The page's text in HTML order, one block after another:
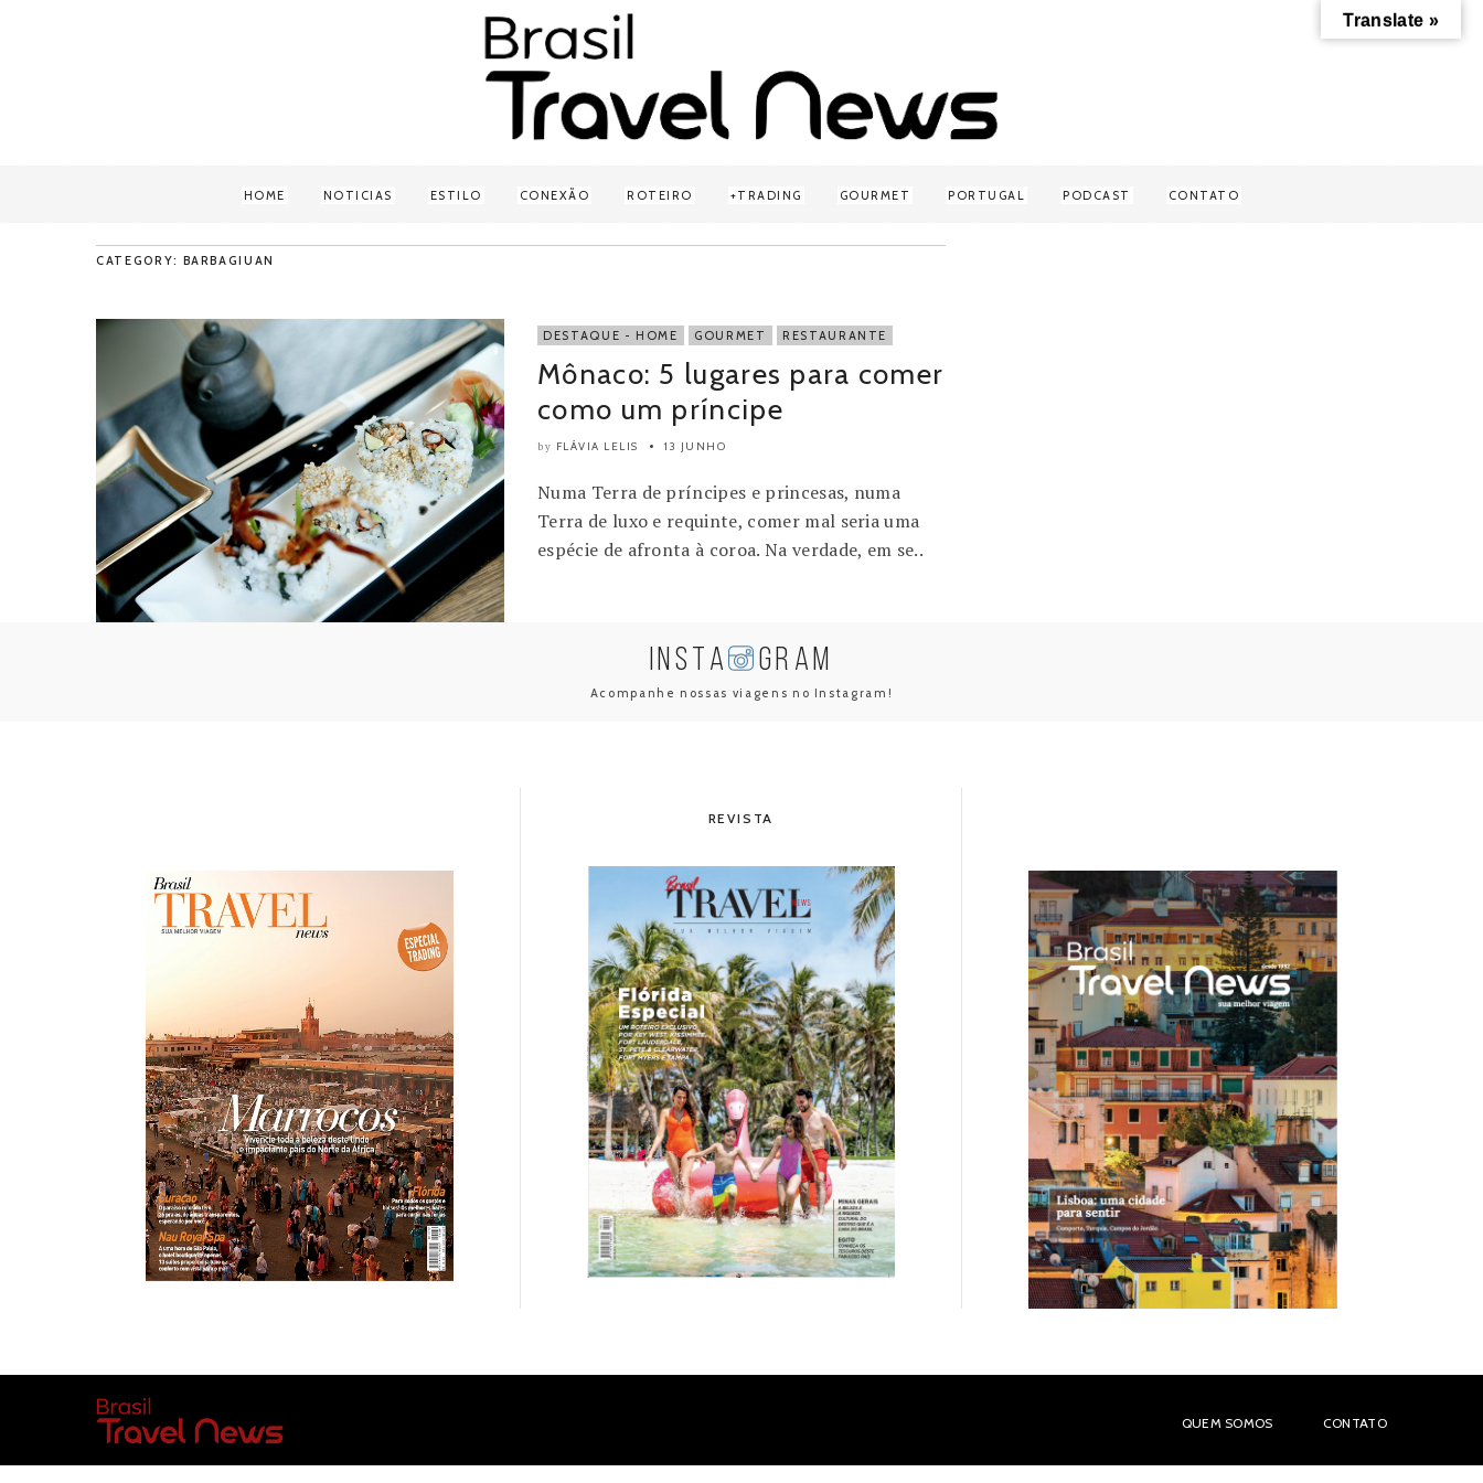
HOME NOTICIAS ESTILO CONEXÃO ROTEIRO TRADING GOURMET PORTUGAL PODCAST CONTATO
CATEGORY: BARBAGIUAN
DESTAQUE - HOME GOURMET RESTAURANTE
Mônaco: 5 lugares para comer
como um príncipe
by FLÁVIA LELIS 13 JUNHO
Numa Terra de príncipes e princesas, numa
Terra de luxo e requinte, comer mal seria uma
espécie de afronta à coroa. Na verdade, em se..
INSTA GRAM
Acompanhe nossas viagens no Instagram!
REVISTA
QUEM SOMOS CONTATO
Translate »